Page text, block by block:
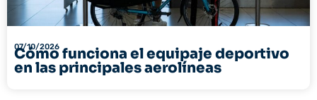
07/10/2026
Cómo funciona el equipaje deportivo
en las principales aerolíneas